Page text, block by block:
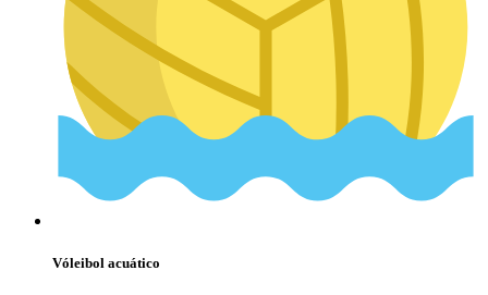
Vóleibol acuático